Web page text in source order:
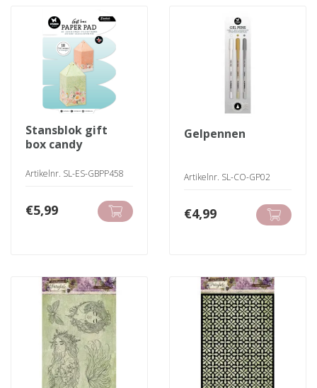
stansblok gift
box candy
Artikelnr. SL-ES-GBPP458
€5,99
gelpennen
Artikelnr. SL-CO-GP02
€4,99